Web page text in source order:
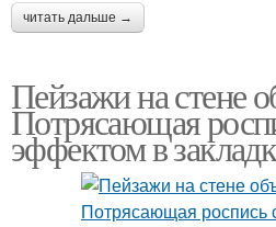
читать дальше →
Пейзажи на стене
Потрясающая
эффектом в